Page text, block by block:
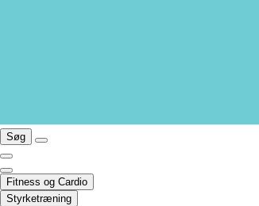
Søg
Fitness og Cardio
Styrketræning